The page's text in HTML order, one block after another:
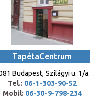
TapétaCentrum
Budapest, Szilágyi u. 1/a.
Tel.: 06-1-303-90-52
Mobil: 06-30-9-798-234